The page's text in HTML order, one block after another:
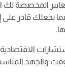
المخصصة لك
يجعلك قادر على
والجهد